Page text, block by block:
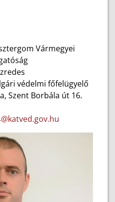
Vármegyei
védelmi főfelügyelő
Szent Borbála út 16.